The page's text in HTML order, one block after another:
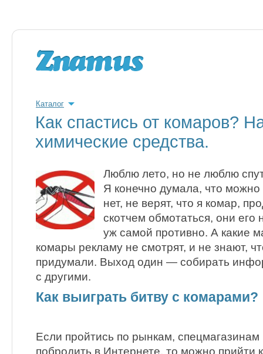
Каталог
Как спастись от комаров?
химические средства.
Люблю лето, но не люблю
Я конечно думала, что
нет, не верят, что я комар,
скотчем обмотаться, они его
уж самой противно. А какие
комары рекламу не смотрят, и не знают,
придумали. Выход один — собирать
с другими.
Как выиграть битву с комарами?
Если пройтись по рынкам, спецмагазинам
побродить в Интернете, то можно прийти